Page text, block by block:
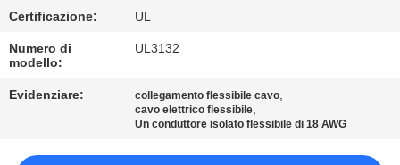
CONTATTICI
RICHIEDA
UNA
CITAZIONE
Certificazione: UL
Numero di
modello:
UL3132
Evidenziare: collegamento flessibile cavo,
cavo elettrico flessibile,
Un conduttore isolato flessibile di 18 AWG